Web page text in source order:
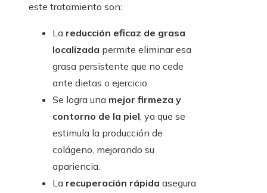
este tratamiento son:
La reducción eficaz de grasa
localizada permite eliminar esa
grasa persistente que no cede
ante dietas o ejercicio.
Se logra una mejor firmeza y
contorno de la piel, ya que se
estimula la producción de
colágeno, mejorando su
apariencia.
La recuperación rápida asegura